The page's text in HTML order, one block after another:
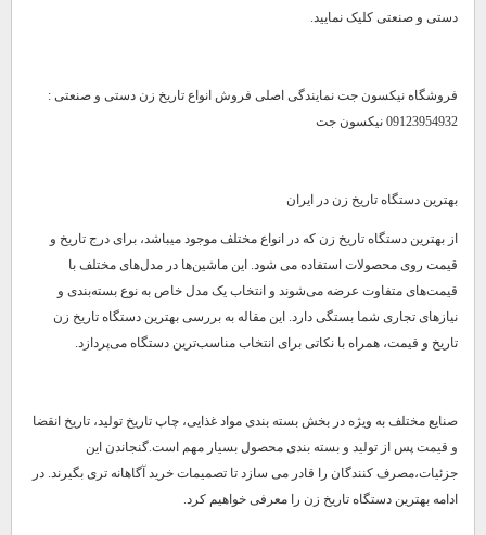
دستی و صنعتی کلیک نمایید.
فروشگاه نیکسون جت نمایندگی اصلی فروش انواع تاریخ زن دستی و صنعتی :
09123954932 نیکسون جت
بهترین دستگاه تاریخ زن در ایران
از بهترین دستگاه تاریخ زن که در انواع مختلف موجود میباشد، برای درج تاریخ و
قیمت روی محصولات استفاده می شود. این ماشین‌ها در مدل‌های مختلف با
قیمت‌های متفاوت عرضه می‌شوند و انتخاب یک مدل خاص به نوع بسته‌بندی و
نیازهای تجاری شما بستگی دارد. این مقاله به بررسی بهترین دستگاه تاریخ زن
تاریخ و قیمت، همراه با نکاتی برای انتخاب مناسب‌ترین دستگاه می‌پردازد.
صنایع مختلف به ویژه در بخش بسته بندی مواد غذایی، چاپ تاریخ تولید، تاریخ انقضا
و قیمت پس از تولید و بسته بندی محصول بسیار مهم است.گنجاندن این
جزئیات،مصرف کنندگان را قادر می سازد تا تصمیمات خرید آگاهانه تری بگیرند. در
ادامه بهترین دستگاه تاریخ زن را معرفی خواهیم کرد.